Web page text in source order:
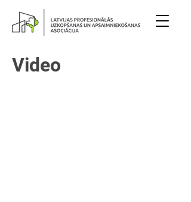
Video